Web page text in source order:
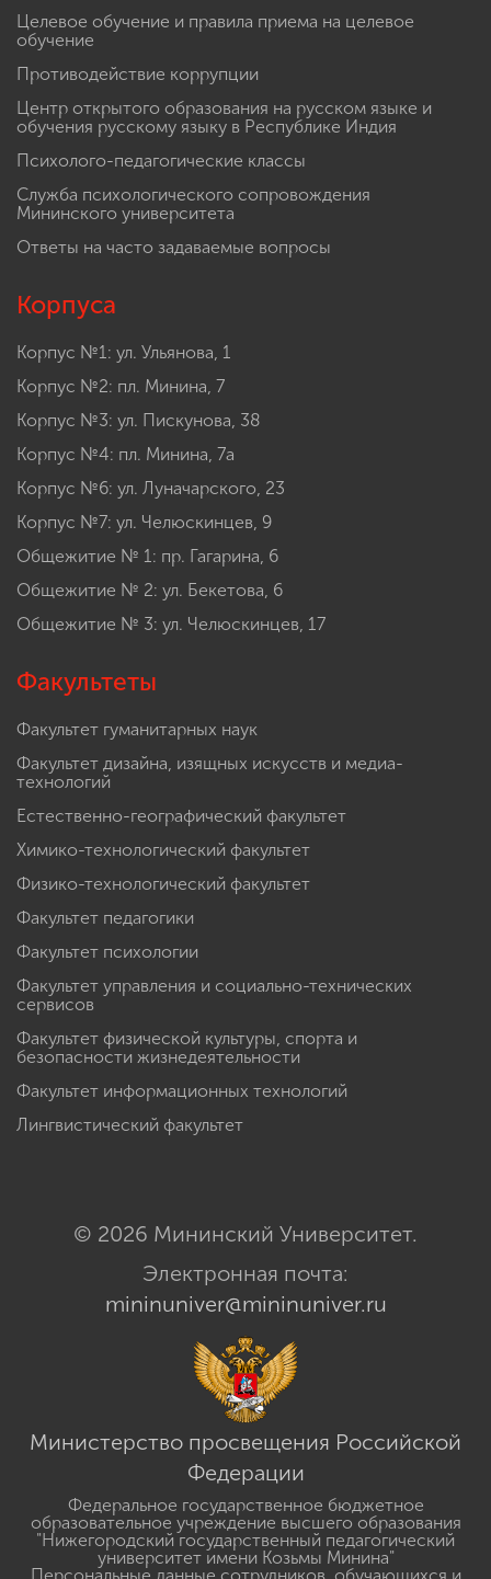
Целевое обучение и правила приема на целевое
обучение
Противодействие коррупции
Центр открытого образования на русском языке и
обучения русскому языку в Республике Индия
Психолого-педагогические классы
Служба психологического сопровождения
Мининского университета
Ответы на часто задаваемые вопросы
Корпуса
Корпус №1: ул. Ульянова, 1
Корпус №2: пл. Минина, 7
Корпус №3: ул. Пискунова, 38
Корпус №4: пл. Минина, 7а
Корпус №6: ул. Луначарского, 23
Корпус №7: ул. Челюскинцев, 9
Общежитие № 1: пр. Гагарина, 6
Общежитие № 2: ул. Бекетова, 6
Общежитие № 3: ул. Челюскинцев, 17
Факультеты
Факультет гуманитарных наук
Факультет дизайна, изящных искусств и медиа-
технологий
Естественно-географический факультет
Химико-технологический факультет
Физико-технологический факультет
Факультет педагогики
Факультет психологии
Факультет управления и социально-технических
сервисов
Факультет физической культуры, спорта и
безопасности жизнедеятельности
Факультет информационных технологий
Лингвистический факультет
© 2026 Мининский Университет.
Электронная почта:
mininuniver@mininuniver.ru
Министерство просвещения Российской
Федерации
Федеральное государственное бюджетное
образовательное учреждение высшего образования
"Нижегородский государственный педагогический
университет имени Козьмы Минина"